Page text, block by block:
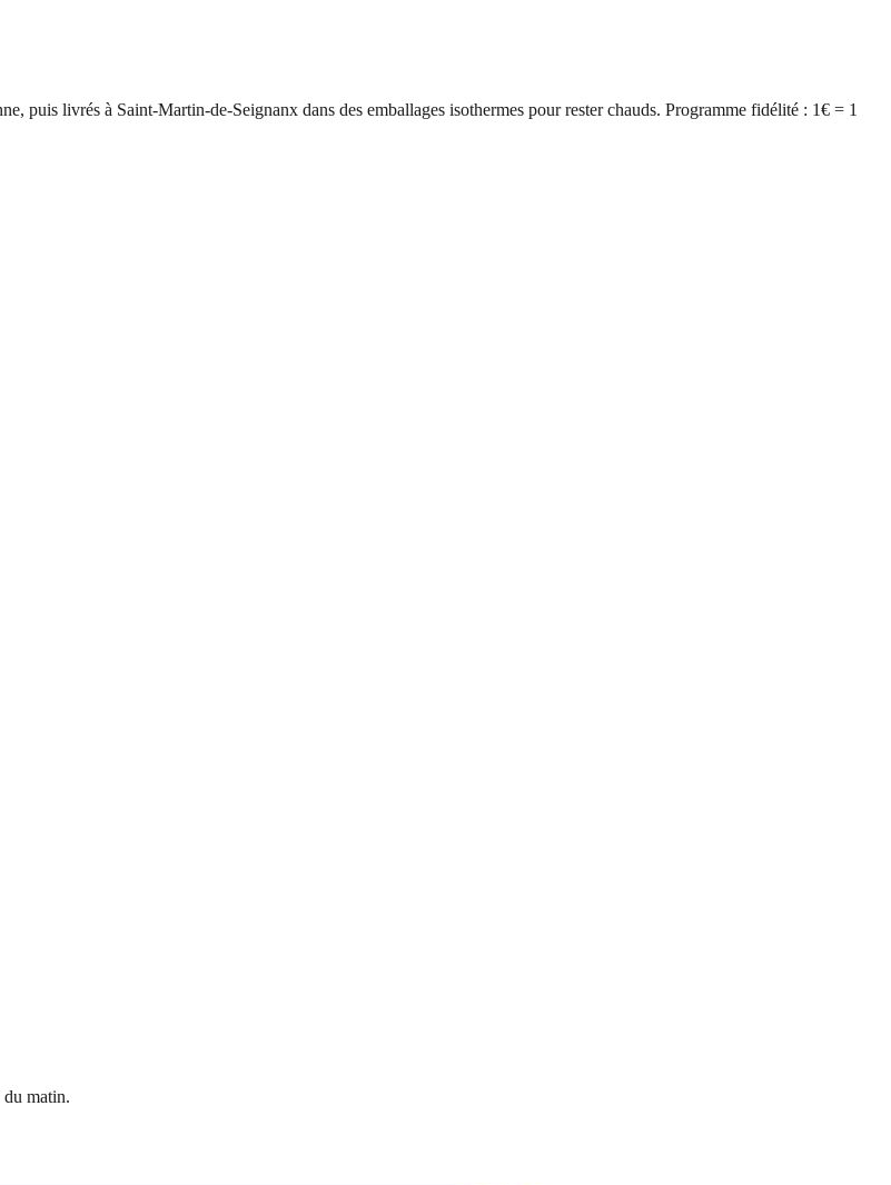
puis livrés à Saint-Martin-de-Seignanx dans des emballages isothermes pour rester chauds. Programme fidélité : 1€ = 1
matin.